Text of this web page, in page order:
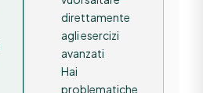
direttamente
agli esercizi
avanzati
Hai
problematiche